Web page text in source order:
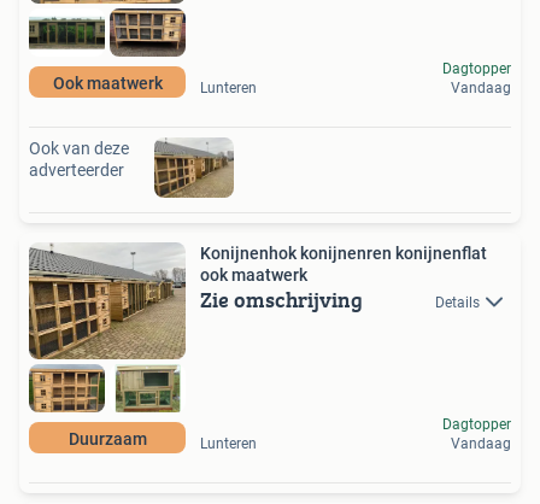
Ook maatwerk Lunteren
Dagtopper
Vandaag
Ook van deze
adverteerder
Duurzaam
Konijnenhok konijnenren konijnenflat
ook maatwerk
Zie omschrijving Details
Lunteren
Dagtopper
Vandaag